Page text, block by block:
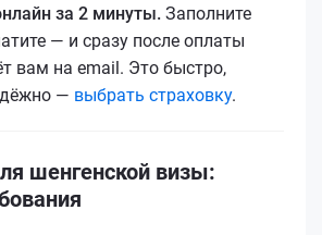
за 2 минуты. Заполните
— и сразу после оплаты
вам на email. Это быстро,
— выбрать страховку.
шенгенской визы: